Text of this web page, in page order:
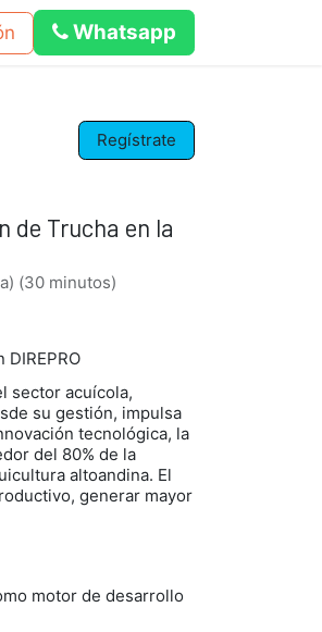
Foro calculadora dosificacion
Whats​​a​​​​p​​​​​​​​​​​​​​p
Regístrate
de Trucha en la
) (30 minutos)
DIREPRO
sector acuícola,
su gestión, impulsa
tecnológica, la
del 80% de la
altoandina. El
generar mayor
motor de desarrollo